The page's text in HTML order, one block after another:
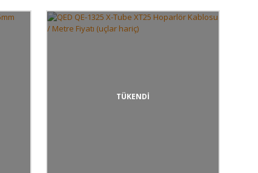
TÜKENDİ